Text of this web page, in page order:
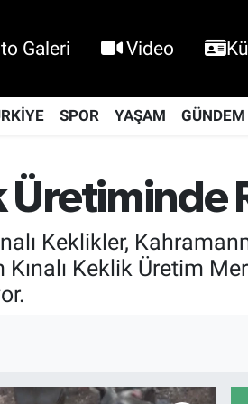
Galeri Video
SPOR YAŞAM GÜNDEM
Üretiminde
Keklikler,
Keklik Üretim